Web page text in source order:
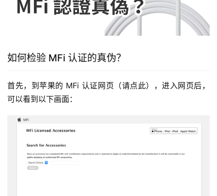
如何检验 MFi 认证的真伪？
首先，到苹果的 MFi 认证网页（请点此），进入网页后，
可以看到以下画面：